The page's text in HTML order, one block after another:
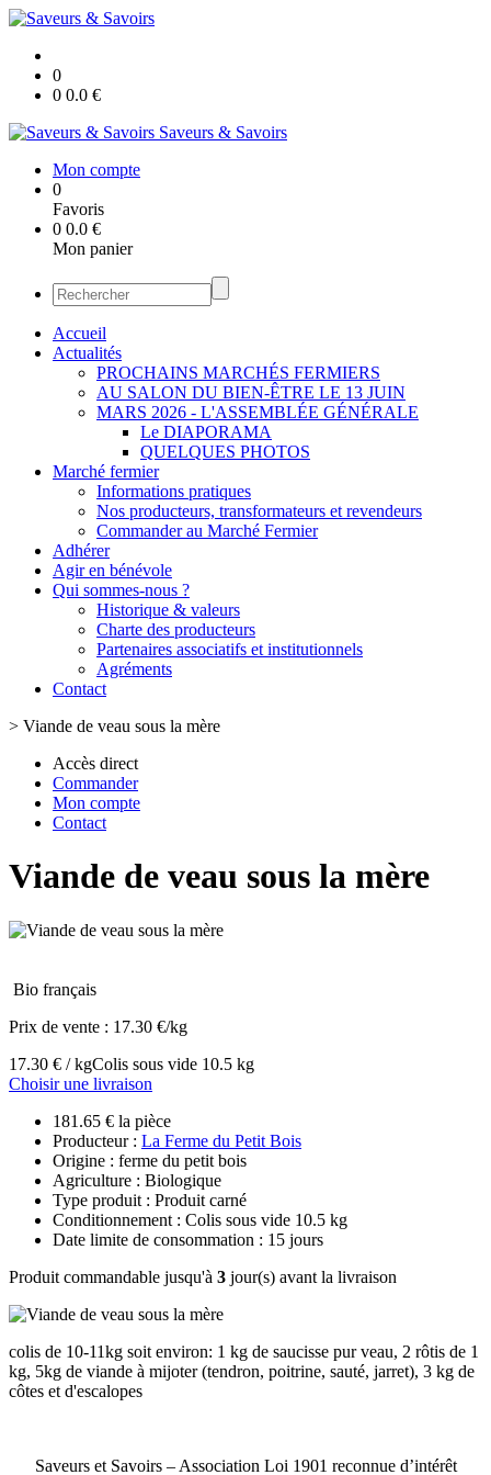
0
0 0.0 €
Saveurs & Savoirs
Mon compte
0
Favoris
0 0.0 €
Mon panier
Accueil
Actualités
PROCHAINS MARCHÉS FERMIERS
AU SALON DU BIEN-ÊTRE LE 13 JUIN
MARS 2026 - L'ASSEMBLÉE GÉNÉRALE
Le DIAPORAMA
QUELQUES PHOTOS
Marché fermier
Informations pratiques
Nos producteurs, transformateurs et revendeurs
Commander au Marché Fermier
Adhérer
Agir en bénévole
Qui sommes-nous ?
Historique & valeurs
Charte des producteurs
Partenaires associatifs et institutionnels
Agréments
Contact
> Viande de veau sous la mère
Accès direct
Commander
Mon compte
Contact
Viande de veau sous la mère
Bio français
Prix de vente : 17.30 €/kg
17.30 € / kgColis sous vide 10.5 kg
Choisir une livraison
181.65 € la pièce
Producteur : La Ferme du Petit Bois
Origine : ferme du petit bois
Agriculture : Biologique
Type produit : Produit carné
Conditionnement : Colis sous vide 10.5 kg
Date limite de consommation : 15 jours
Produit commandable jusqu'à 3 jour(s) avant la livraison
colis de 10-11kg soit environ: 1 kg de saucisse pur veau, 2 rôtis de 1
kg, 5kg de viande à mijoter (tendron, poitrine, sauté, jarret), 3 kg de
côtes et d'escalopes
Saveurs et Savoirs – Association Loi 1901 reconnue d’intérêt